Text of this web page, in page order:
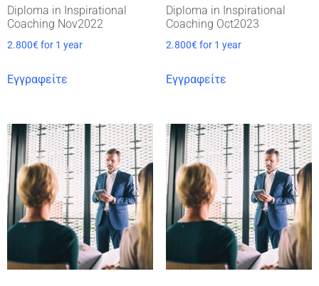
Diploma in Inspirational
Coaching Nov2022
2.800€for 1 year
Εγγραφείτε
Diploma in Inspirational
Coaching Oct2023
2.800€ for 1 year
Εγγραφείτε